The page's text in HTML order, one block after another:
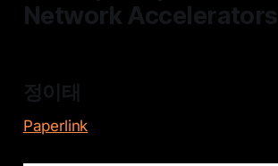
Network Accelerators
정이태
Paperlink